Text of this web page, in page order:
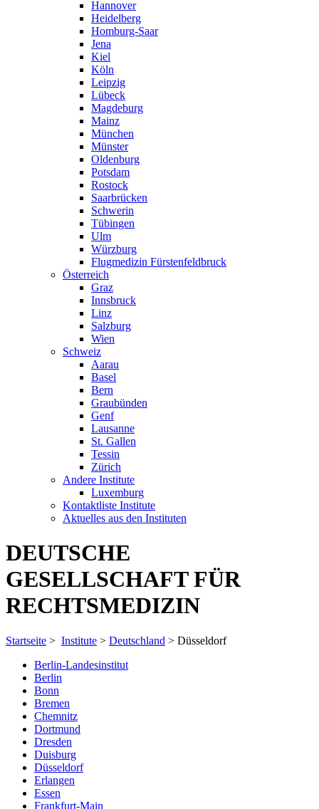
Hannover
Heidelberg
Homburg-Saar
Jena
Kiel
Köln
Leipzig
Lübeck
Magdeburg
Mainz
München
Münster
Oldenburg
Potsdam
Rostock
Saarbrücken
Schwerin
Tübingen
Ulm
Würzburg
Flugmedizin Fürstenfeldbruck
Österreich
Graz
Innsbruck
Linz
Salzburg
Wien
Schweiz
Aarau
Basel
Bern
Graubünden
Genf
Lausanne
St. Gallen
Tessin
Zürich
Andere Institute
Luxemburg
Kontaktliste Institute
Aktuelles aus den Instituten
DEUTSCHE
GESELLSCHAFT FÜR
RECHTSMEDIZIN
Startseite > Institute > Deutschland > Düsseldorf
Berlin-Landesinstitut
Berlin
Bonn
Bremen
Chemnitz
Dortmund
Dresden
Duisburg
Düsseldorf
Erlangen
Essen
Frankfurt-Main